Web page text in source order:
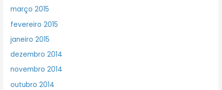
março 2015
fevereiro 2015
janeiro 2015
dezembro 2014
novembro 2014
outubro 2014